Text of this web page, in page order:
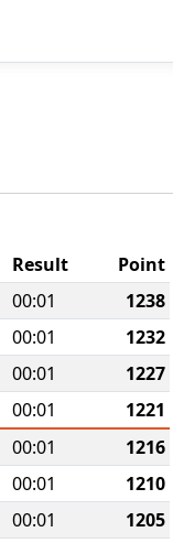
Result
Point
00:01
1238
00:01
1232
00:01
1227
00:01
1221
00:01
1216
00:01
1210
00:01
1205